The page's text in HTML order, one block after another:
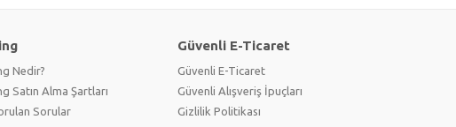
Nedir?
Satın Alma Şartları
Sorular
Güvenli E-Ticaret
Güvenli E-Ticaret
Güvenli Alışveriş İpuçları
Gizlilik Politikası